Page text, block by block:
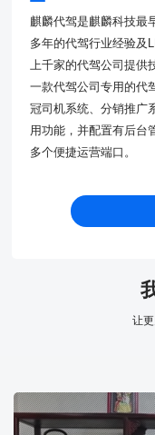
麒麟代驾是麒麟科技最
多年的代驾行业经验及
上千家的代驾公司提供
一款代驾公司专用的代
冠司机系统、分销推广
用功能，并配置有后台
多个便捷运营端口。
让